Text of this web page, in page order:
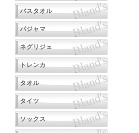
バスタオル
パジャマ
ネグリジェ
トレンカ
タオル
タイツ
ソックス